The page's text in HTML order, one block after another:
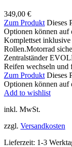
349,00 €
Zum Produkt Dieses
Optionen können auf
Komplettset
Rollen.Motorrad
Zentralständer
Reifen wechseln
Zum Produkt Dieses
Optionen können auf
Add to wishlist
inkl. MwSt.
zzgl. Versandkosten
Lieferzeit: 1-3